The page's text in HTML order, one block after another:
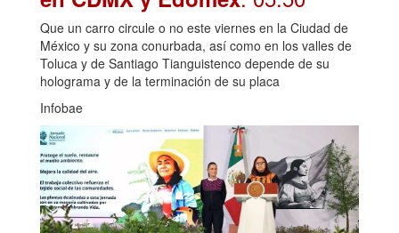
Que un carro circule o no este viernes en la Ciudad de
México y su zona conurbada, así como en los valles de
Toluca y de Santiago Tianguistenco depende de su
holograma y de la terminación de su placa
Infobae